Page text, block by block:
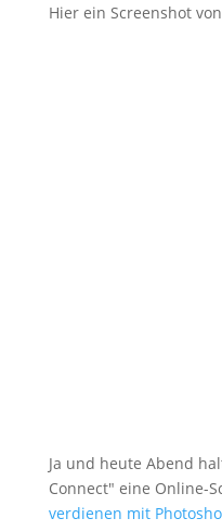
Hier ein Screenshot
Ja und heute Abend
Connect" eine Online-
verdienen mit